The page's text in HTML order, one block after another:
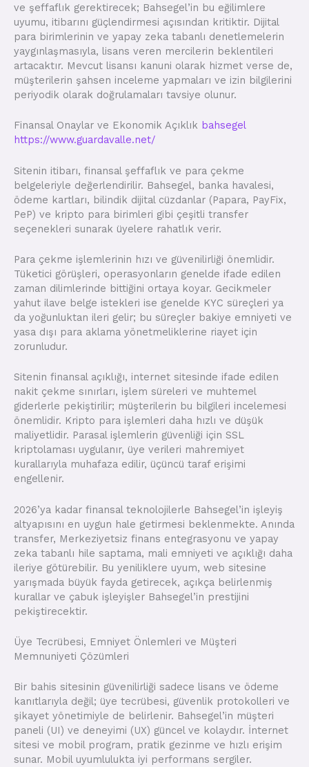
ve şeffaflık gerektirecek; Bahsegel’in bu eğilimlere
uyumu, itibarını güçlendirmesi açısından kritiktir. Dijital
para birimlerinin ve yapay zeka tabanlı denetlemelerin
yaygınlaşmasıyla, lisans veren mercilerin beklentileri
artacaktır. Mevcut lisansı kanuni olarak hizmet verse de,
müşterilerin şahsen inceleme yapmaları ve izin bilgilerini
periyodik olarak doğrulamaları tavsiye olunur.
Finansal Onaylar ve Ekonomik Açıklık bahsegel
https://www.guardavalle.net/
Sitenin itibarı, finansal şeffaflık ve para çekme
belgeleriyle değerlendirilir. Bahsegel, banka havalesi,
ödeme kartları, bilindik dijital cüzdanlar (Papara, PayFix,
PeP) ve kripto para birimleri gibi çeşitli transfer
seçenekleri sunarak üyelere rahatlık verir.
Para çekme işlemlerinin hızı ve güvenilirliği önemlidir.
Tüketici görüşleri, operasyonların genelde ifade edilen
zaman dilimlerinde bittiğini ortaya koyar. Gecikmeler
yahut ilave belge istekleri ise genelde KYC süreçleri ya
da yoğunluktan ileri gelir; bu süreçler bakiye emniyeti ve
yasa dışı para aklama yönetmeliklerine riayet için
zorunludur.
Sitenin finansal açıklığı, internet sitesinde ifade edilen
nakit çekme sınırları, işlem süreleri ve muhtemel
giderlerle pekiştirilir; müşterilerin bu bilgileri incelemesi
önemlidir. Kripto para işlemleri daha hızlı ve düşük
maliyetlidir. Parasal işlemlerin güvenliği için SSL
kriptolaması uygulanır, üye verileri mahremiyet
kurallarıyla muhafaza edilir, üçüncü taraf erişimi
engellenir.
2026’ya kadar finansal teknolojilerle Bahsegel’in işleyiş
altyapısını en uygun hale getirmesi beklenmekte. Anında
transfer, Merkeziyetsiz finans entegrasyonu ve yapay
zeka tabanlı hile saptama, mali emniyeti ve açıklığı daha
ileriye götürebilir. Bu yeniliklere uyum, web sitesine
yarışmada büyük fayda getirecek, açıkça belirlenmiş
kurallar ve çabuk işleyişler Bahsegel’in prestijini
pekiştirecektir.
Üye Tecrübesi, Emniyet Önlemleri ve Müşteri
Memnuniyeti Çözümleri
Bir bahis sitesinin güvenilirliği sadece lisans ve ödeme
kanıtlarıyla değil; üye tecrübesi, güvenlik protokolleri ve
şikayet yönetimiyle de belirlenir. Bahsegel’in müşteri
paneli (UI) ve deneyimi (UX) güncel ve kolaydır. İnternet
sitesi ve mobil program, pratik gezinme ve hızlı erişim
sunar. Mobil uyumlulukta iyi performans sergiler.